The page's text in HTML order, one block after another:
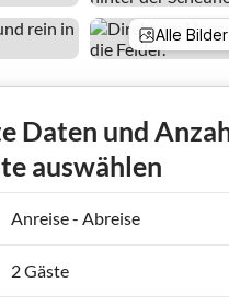
Alle
Daten und
auswählen
Anreise- Abreise